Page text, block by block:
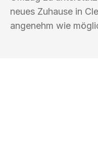
neues Zuhause in
angenehm wie